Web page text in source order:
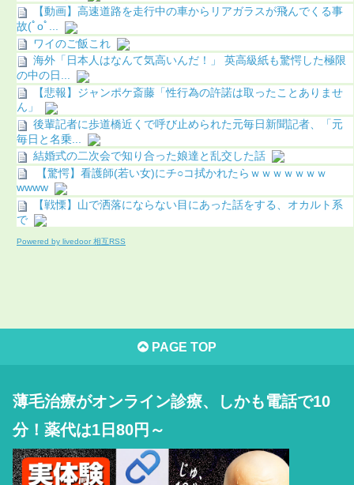
【動画】高速道路を走行中の車からリアガラスが飛んでくる事
故(ﾟoﾟ...
ワイのご飯これ
海外「日本人はなんて気高いんだ！」 英高級紙も驚愕した極限
の中の日...
【悲報】ジャンポケ斎藤「性行為の許諾は取ったことありませ
ん」
後輩記者に歩道橋近くで呼び止められた元毎日新聞記者、「元
毎日と名乗...
結婚式の二次会で知り合った娘達と乱交した話
【驚愕】看護師(若い女)にチ○コ拭かれたらｗｗｗｗｗｗｗ
wwww
【戦慄】山で洒落にならない目にあった話をする、オカルト系
で
Powered by livedoor 相互RSS
PAGE TOP
薄毛治療がオンライン診療、しかも電話で10
分！薬代は1日80円～